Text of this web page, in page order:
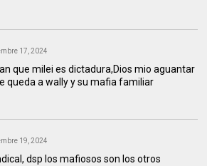
17, 2024
que milei es dictadura,Dios mio aguantar
queda a wally y su mafia familiar
19, 2024
dsp los mafiosos son los otros